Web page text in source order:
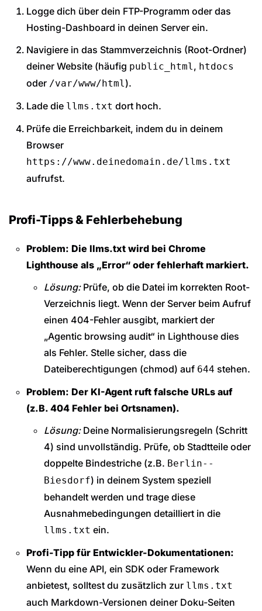
Logge dich über dein FTP-Programm oder das
Hosting-Dashboard in deinen Server ein.
Navigiere in das Stammverzeichnis (Root-Ordner)
deiner Website (häufig public_html , htdocs
oder /var/www/html ).
Lade die llms.txt dort hoch.
Prüfe die Erreichbarkeit, indem du in deinem
Browser
https://www.deinedomain.de/llms.txt
aufrufst.
Profi-Tipps & Fehlerbehebung
Problem: Die llms.txt wird bei Chrome
Lighthouse als „Error“ oder fehlerhaft markiert.
Lösung:Prüfe, ob die Datei im korrekten Root-
Verzeichnis liegt. Wenn der Server beim Aufruf
einen 404-Fehler ausgibt, markiert der
„Agentic browsing audit“ in Lighthouse dies
als Fehler. Stelle sicher, dass die
Dateiberechtigungen (chmod) auf 644 stehen.
Problem: Der KI-Agent ruft falsche URLs auf
(z.B. 404 Fehler bei Ortsnamen).
Lösung:Deine Normalisierungsregeln (Schritt
4) sind unvollständig. Prüfe, ob Stadtteile oder
doppelte Bindestriche (z.B. Berlin--
Biesdorf) in deinem System speziell
behandelt werden und trage diese
Ausnahmebedingungen detailliert in die
llms.txt ein.
Profi-Tipp für Entwickler-Dokumentationen:
Wenn du eine API, ein SDK oder Framework
anbietest, solltest du zusätzlich zur llms.txt
auch Markdown-Versionen deiner Doku-Seiten